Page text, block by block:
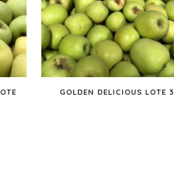
GOLDEN DELICIOUS LOTE 3